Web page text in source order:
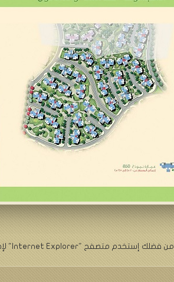
من فضلك إستخدم متصفح "Internet Explorer" لإظهار الصور.